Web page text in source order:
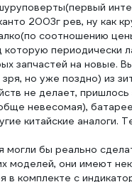
2003г рев, ну как
соотношению
периодически
запчастей на новые.
но уже поздно) из
не делает,
невесомая),
китайские аналоги.
могли бы реально
моделей, они имеют
комплекте с